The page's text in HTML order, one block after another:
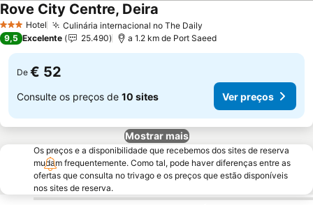
3 EstrelasHotel Culinária internacional no The Daily
Rove City Centre, Deira
9,5 Excelente 25.490 a 1.2 km de Port Saeed
De € 52
Consulte os preços de 10 sites Ver preços
Mostrar mais
Os preços e a disponibilidade que recebemos dos sites de reserva
mudam frequentemente. Como tal, pode haver diferenças entre as
ofertas que consulta no trivago e os preços que estão disponíveis
nos sites de reserva.